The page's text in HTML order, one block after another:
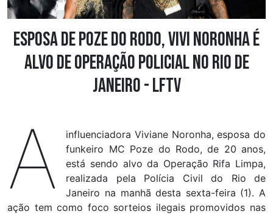
Esposa de Poze do Rodo, Vivi Noronha é
alvo de operação policial no Rio de
Janeiro - LFTV
A
influenciadora Viviane Noronha, esposa do
funkeiro MC Poze do Rodo, de 20 anos,
está sendo alvo da Operação Rifa Limpa,
realizada pela Polícia Civil do Rio de
Janeiro na manhã desta sexta-feira (1). A
ação tem como foco sorteios ilegais promovidos nas